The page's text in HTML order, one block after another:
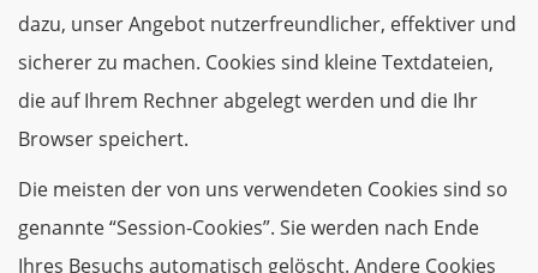
dazu, unser Angebot nutzerfreundlicher, effektiver und
sicherer zu machen. Cookies sind kleine Textdateien,
die auf Ihrem Rechner abgelegt werden und die Ihr
Browser speichert.
Die meisten der von uns verwendeten Cookies sind so
genannte “Session-Cookies”. Sie werden nach Ende
Ihres Besuchs automatisch gelöscht. Andere Cookies